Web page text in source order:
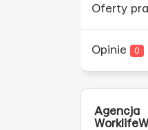
Oferty
Opinie 0
Agencja